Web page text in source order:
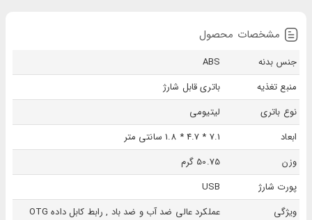
مشخصات محصول
جنس بدنه
ABS
منبع تغذیه
باتری قابل شارژ
نوع باتری
لیتیومی
ابعاد
7.1 * 4.7 * 1.8 سانتی متر
وزن
50.75 گرم
پورت شارژ
USB
ويژگی
عملکرد عالی ضد آب و ضد باد , رابط کابل داده OTG